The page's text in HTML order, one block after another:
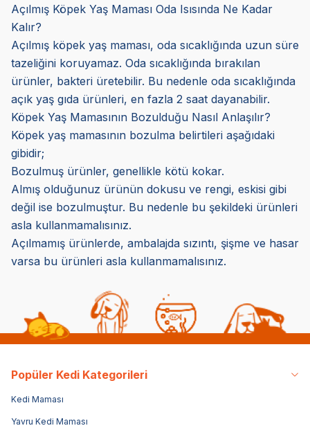
Açılmış Köpek Yaş Maması Oda Isısında Ne Kadar
Kalır?
Açılmış köpek yaş maması, oda sıcaklığında uzun süre
tazeliğini koruyamaz. Oda sıcaklığında bırakılan
ürünler, bakteri üretebilir. Bu nedenle oda sıcaklığında
açık yaş gıda ürünleri, en fazla 2 saat dayanabilir.
Köpek Yaş Mamasının Bozulduğu Nasıl Anlaşılır?
Köpek yaş mamasının bozulma belirtileri aşağıdaki
gibidir;
Bozulmuş ürünler, genellikle kötü kokar.
Almış olduğunuz ürünün dokusu ve rengi, eskisi gibi
değil ise bozulmuştur. Bu nedenle bu şekildeki ürünleri
asla kullanmamalısınız.
Açılmamış ürünlerde, ambalajda sızıntı, şişme ve hasar
varsa bu ürünleri asla kullanmamalısınız.
Popüler Kedi Kategorileri
Kedi Maması
Yavru Kedi Maması